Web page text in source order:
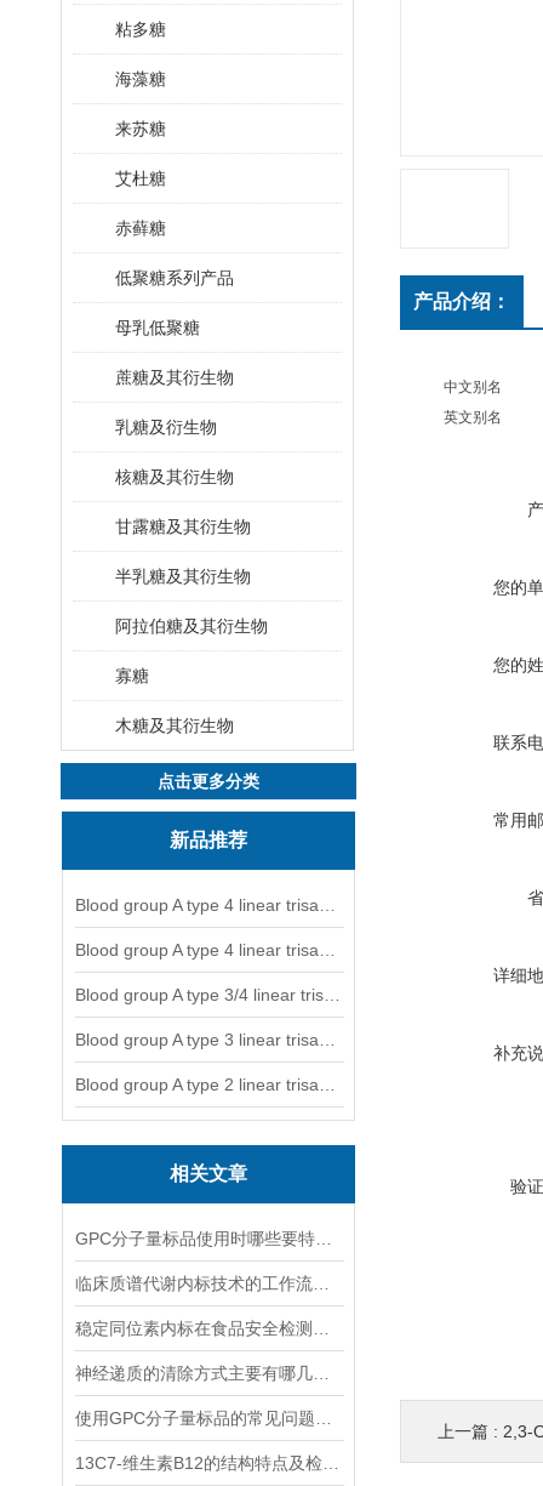
粘多糖
海藻糖
来苏糖
艾杜糖
赤藓糖
低聚糖系列产品
母乳低聚糖
蔗糖及其衍生物
乳糖及衍生物
核糖及其衍生物
甘露糖及其衍生物
半乳糖及其衍生物
阿拉伯糖及其衍生物
寡糖
木糖及其衍生物
点击更多分类
新品推荐
相关文章
产品介绍：
中文别名
英文别名
您的
您的
联系
常用
详细
补充
验
上一篇 : 2,3-